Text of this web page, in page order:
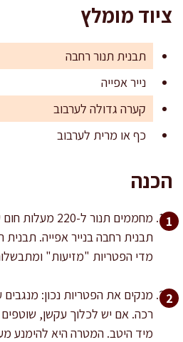
ציוד מומלץ
תבנית תנור רחבה
נייר אפייה
קערה גדולה לערבוב
כף או מרית לערבוב
הכנה
מחממים תנור ל-
תבנית רחבה בנייר אפייה.
מדי הפטריות "מזיעות"
מנקים את הפטריות נכון:
רכה. אם יש לכלוך עקשן,
מיד היטב. המטרה היא להימנע